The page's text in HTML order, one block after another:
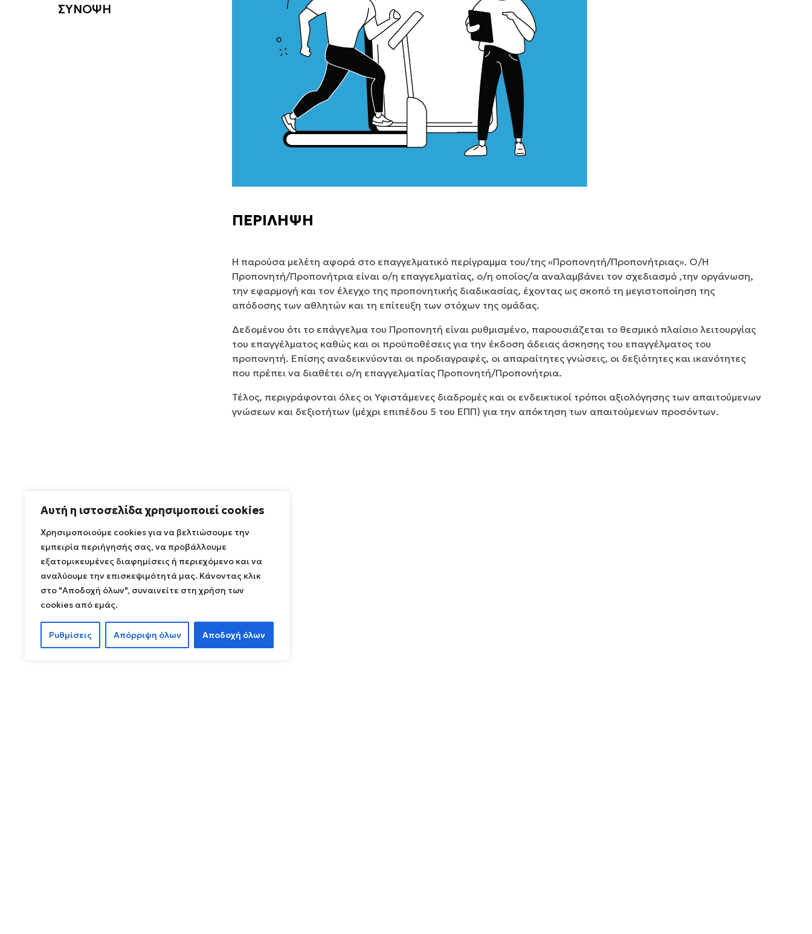
Αυτή η ιστοσελίδα χρησιμοποιεί cookies
Χρησιμοποιούμε cookies για να βελτιώσουμε την
εμπειρία περιήγησής σας, να προβάλλουμε
εξατομικευμένες διαφημίσεις ή περιεχόμενο και να
αναλύουμε την επισκεψιμότητά μας. Κάνοντας κλικ
στο "Αποδοχή όλων", συναινείτε στη χρήση των
cookies από εμάς.
Ρυθμίσεις Απόρριψη όλων Αποδοχή όλων
ΣΥΝΟΨΗ
ΠΕΡΙΛΗΨΗ
Η παρούσα μελέτη αφορά στο επαγγελματικό περίγραμμα του/της «Προπονητή/Προπονήτριας». Ο/Η
Προπονητή/Προπονήτρια είναι ο/η επαγγελματίας, ο/η οποίος/α αναλαμβάνει τον σχεδιασμό ,την οργάνωση,
την εφαρμογή και τον έλεγχο της προπονητικής διαδικασίας, έχοντας ως σκοπό τη μεγιστοποίηση της
απόδοσης των αθλητών και τη επίτευξη των στόχων της ομάδας.
Δεδομένου ότι το επάγγελμα του Προπονητή είναι ρυθμισμένο, παρουσιάζεται το θεσμικό πλαίσιο λειτουργίας
του επαγγέλματος καθώς και οι προϋποθέσεις για την έκδοση άδειας άσκησης του επαγγέλματος του
προπονητή. Επίσης αναδεικνύονται οι προδιαγραφές, οι απαραίτητες γνώσεις, οι δεξιότητες και ικανότητες
που πρέπει να διαθέτει ο/η επαγγελματίας Προπονητή/Προπονήτρια.
Τέλος, περιγράφονται όλες οι Υφιστάμενες διαδρομές και οι ενδεικτικοί τρόποι αξιολόγησης των απαιτούμενων
γνώσεων και δεξιοτήτων (μέχρι επιπέδου 5 του ΕΠΠ) για την απόκτηση των απαιτούμενων προσόντων.